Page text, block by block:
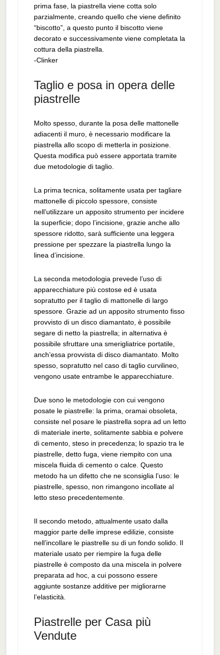
prima fase, la piastrella viene cotta solo
parzialmente, creando quello che viene definito
“biscotto”, a questo punto il biscotto viene
decorato e successivamente viene completata la
cottura della piastrella.
-Clinker
Taglio e posa in opera delle
piastrelle
Molto spesso, durante la posa delle mattonelle
adiacenti il muro, è necessario modificare la
piastrella allo scopo di metterla in posizione.
Questa modifica può essere apportata tramite
due metodologie di taglio.
La prima tecnica, solitamente usata per tagliare
mattonelle di piccolo spessore, consiste
nell’utilizzare un apposito strumento per incidere
la superficie; dopo l’incisione, grazie anche allo
spessore ridotto, sarà sufficiente una leggera
pressione per spezzare la piastrella lungo la
linea d’incisione.
La seconda metodologia prevede l’uso di
apparecchiature più costose ed è usata
sopratutto per il taglio di mattonelle di largo
spessore. Grazie ad un apposito strumento fisso
provvisto di un disco diamantato, è possibile
segare di netto la piastrella; in alternativa è
possibile sfruttare una smerigliatrice portatile,
anch’essa provvista di disco diamantato. Molto
spesso, sopratutto nel caso di taglio curvilineo,
vengono usate entrambe le apparecchiature.
Due sono le metodologie con cui vengono
posate le piastrelle: la prima, oramai obsoleta,
consiste nel posare le piastrella sopra ad un letto
di materiale inerte, solitamente sabbia e polvere
di cemento, steso in precedenza; lo spazio tra le
piastrelle, detto fuga, viene riempito con una
miscela fluida di cemento o calce. Questo
metodo ha un difetto che ne sconsiglia l’uso: le
piastrelle, spesso, non rimangono incollate al
letto steso precedentemente.
Il secondo metodo, attualmente usato dalla
maggior parte delle imprese edilizie, consiste
nell’incollare le piastrelle su di un fondo solido. Il
materiale usato per riempire la fuga delle
piastrelle è composto da una miscela in polvere
preparata ad hoc, a cui possono essere
aggiunte sostanze additive per migliorarne
l’elasticità.
Piastrelle per Casa più
Vendute